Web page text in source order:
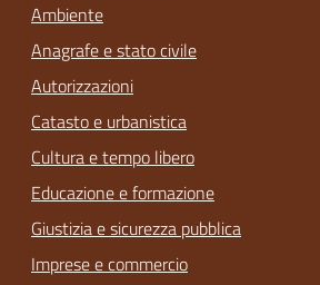
Ambiente
Anagrafe e stato civile
Autorizzazioni
Catasto e urbanistica
Cultura e tempo libero
Educazione e formazione
Giustizia e sicurezza pubblica
Imprese e commercio